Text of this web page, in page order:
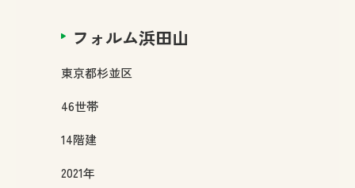
フォルム浜田山
東京都杉並区
46世帯
14階建
2021年